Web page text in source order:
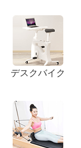
デスクバイク